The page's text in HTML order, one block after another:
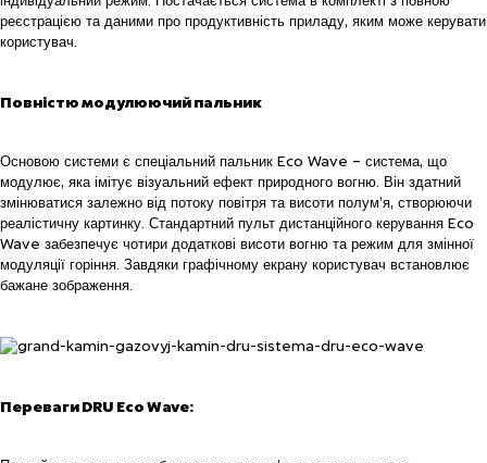
реєстрацією та даними про продуктивність приладу, яким може керувати
користувач.
Повністю модулюючий пальник
Основою системи є спеціальний пальник Eco Wave – система, що
модулює, яка імітує візуальний ефект природного вогню. Він здатний
змінюватися залежно від потоку повітря та висоти полум’я, створюючи
реалістичну картинку. Стандартний пульт дистанційного керування Eco
Wave забезпечує чотири додаткові висоти вогню та режим для змінної
модуляції горіння. Завдяки графічному екрану користувач встановлює
бажане зображення.
Переваги DRU Eco Wave: